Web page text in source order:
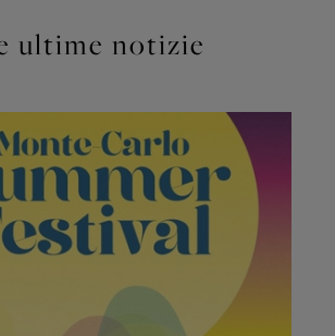
ultime notizie